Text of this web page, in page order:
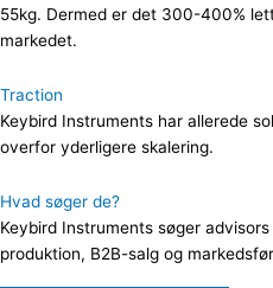
55kg. Dermed er det 300-400%
markedet.
Traction
Keybird Instruments har allerede
overfor yderligere skalering.
Hvad søger de?
Keybird Instruments søger
produktion, B2B-salg og